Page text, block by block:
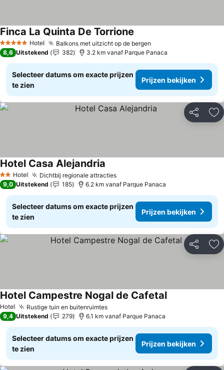
5 Sterren Hotel Balkons met uitzicht op de bergen
Finca La Quinta De Torrione
8,6 Uitstekend 382 3.2 km vanaf Parque Panaca
Selecteer datums om exacte prijzen
te zien
Prijzen bekijken
Delen
2 Sterren
Hotel Dichtbij regionale attracties
Hotel Casa Alejandria
9,0 Uitstekend 185 6.2 km vanaf Parque Panaca
Selecteer datums om exacte prijzen
te zien
Prijzen bekijken
Delen
Hotel Rustige tuin en buitenruimtes
Hotel Campestre Nogal de Cafetal
9,4 Uitstekend 279 6.1 km vanaf Parque Panaca
Selecteer datums om exacte prijzen
te zien
Prijzen bekijken